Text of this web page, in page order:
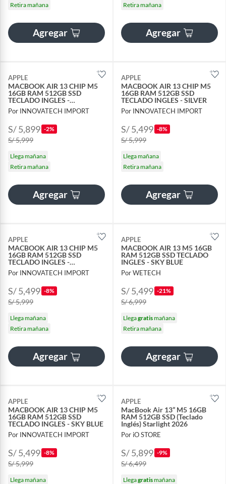
Retira mañana
Agregar
Retira mañana
Agregar
APPLE
MACBOOK AIR 13 CHIP M5
16GB RAM 512GB SSD
TECLADO INGLES -
MIDNIGHT
Por INNOVATECH IMPORT
S/ 5,899 -2%
S/ 5,999
Llega mañana
Retira mañana
Agregar
APPLE
MACBOOK AIR 13 CHIP M5
16GB RAM 512GB SSD
TECLADO INGLES - SILVER
Por INNOVATECH IMPORT
S/ 5,499 -8%
S/ 5,999
Llega mañana
Retira mañana
Agregar
APPLE
MACBOOK AIR 13 CHIP M5
16GB RAM 512GB SSD
TECLADO INGLES -
STARLIGHT
Por INNOVATECH IMPORT
S/ 5,499 -8%
S/ 5,999
Llega mañana
Retira mañana
Agregar
APPLE
MACBOOK AIR 13 M5 16GB
RAM 512GB SSD TECLADO
INGLES - SKY BLUE
Por WETECH
S/ 5,499 -21%
S/ 6,999
Llegagratismañana
Retira mañana
Agregar
APPLE
MACBOOK AIR 13 CHIP M5
16GB RAM 512GB SSD
TECLADO INGLES - SKY BLUE
Por INNOVATECH IMPORT
S/ 5,499 -8%
S/ 5,999
Llega mañana
APPLE
MacBook Air 13” M5 16GB
RAM 512GB SSD (Teclado
Inglés) Starlight 2026
Por iO STORE
S/ 5,899 -9%
S/ 6,499
Llegagratismañana